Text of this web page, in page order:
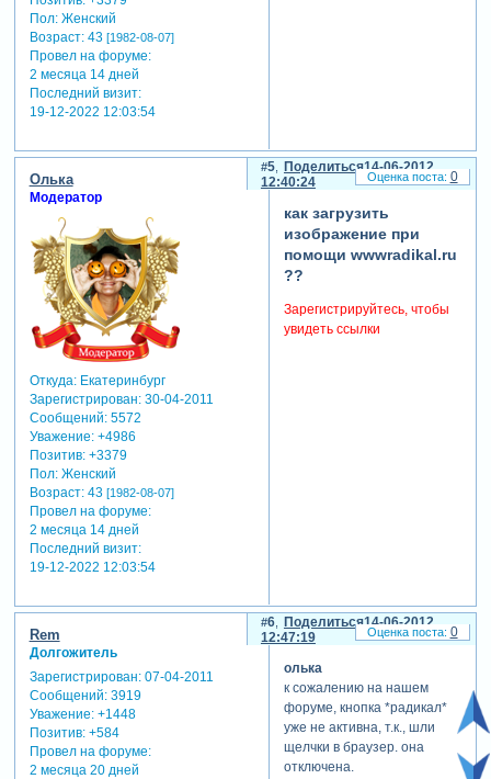
Пол:Женский
Возраст:43 [1982-08-07]
Провел на форуме:
2 месяца 14 дней
Последний визит:
19-12-2022 12:03:54
Поделиться
5
14-06-2012
12:40:24
Олька
Модератор
Откуда:Екатеринбург
Зарегистрирован: 30-04-2011
Сообщений:5572
Уважение: +4986
Позитив: +3379
Пол:Женский
Возраст:43 [1982-08-07]
Провел на форуме:
2 месяца 14 дней
Последний визит:
19-12-2022 12:03:54
как загрузить
изображение при
помощи wwwradikal.ru
??
Зарегистрируйтесь, чтобы
увидеть ссылки
0
Поделиться
6
14-06-2012
12:47:19
Rem
Долгожитель
Зарегистрирован: 07-04-2011
Сообщений:3919
Уважение: +1448
Позитив: +584
Провел на форуме:
2 месяца 20 дней
олька
к сожалению на нашем
форуме, кнопка *радикал*
уже не активна, т.к., шли
щелчки в браузер. она
отключена.
0